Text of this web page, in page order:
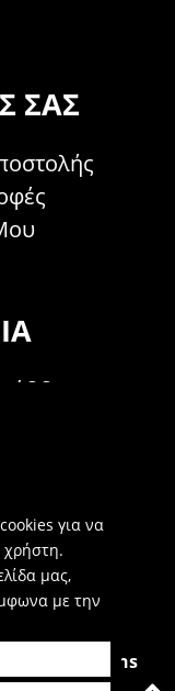
ΣΑΣ
Net Solutions
για να
χρήστη.
μας,
με την